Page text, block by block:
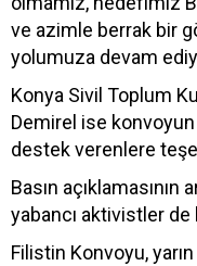
ve azimle berrak bir
yolumuza devam
Konya Sivil Toplum
Demirel ise
destek verenlere
Basın açıklamasının
yabancı aktivistler de
Filistin Konvoyu,